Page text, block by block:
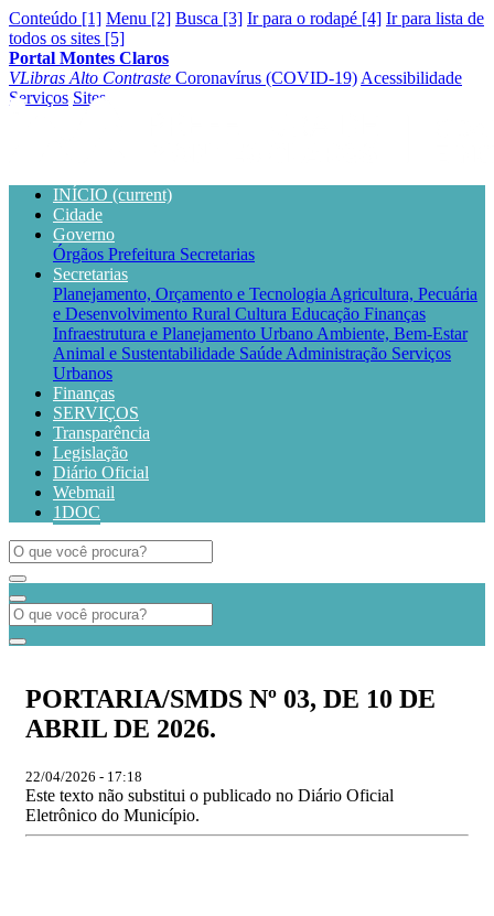
Conteúdo [1] Menu [2] Busca [3] Ir para o rodapé [4] Ir para lista de
todos os sites [5]
Portal Montes Claros
VLibras Alto Contraste Coronavírus (COVID-19) Acessibilidade
Serviços Sites
INÍCIO (current)
Cidade
Governo
Órgãos Prefeitura Secretarias
Secretarias
Planejamento, Orçamento e Tecnologia Agricultura, Pecuária
e Desenvolvimento Rural Cultura Educação Finanças
Infraestrutura e Planejamento Urbano Ambiente, Bem-Estar
Animal e Sustentabilidade Saúde Administração Serviços
Urbanos
Finanças
SERVIÇOS
Transparência
Legislação
Diário Oficial
Webmail
1DOC
PORTARIA/SMDS Nº 03, DE 10 DE
ABRIL DE 2026.
22/04/2026 - 17:18
Este texto não substitui o publicado no Diário Oficial
Eletrônico do Município.